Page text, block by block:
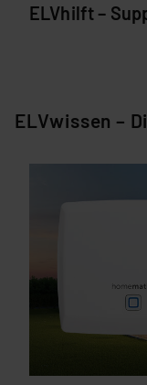
ELVhilft –
ELVwissen –